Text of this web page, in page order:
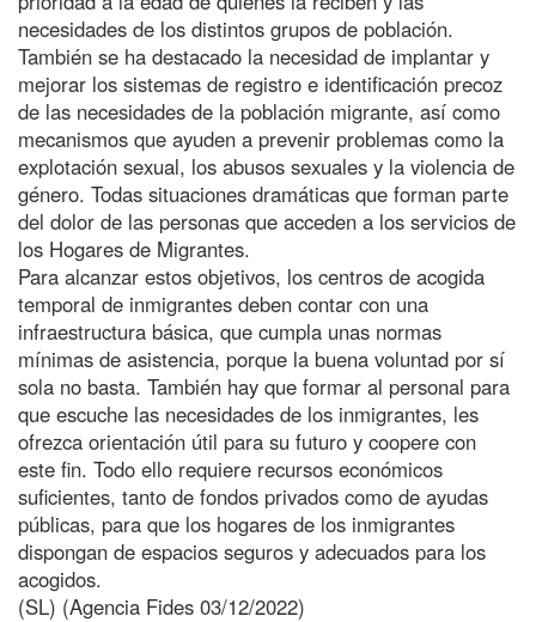
necesidades de los distintos grupos de población.
También se ha destacado la necesidad de implantar y
mejorar los sistemas de registro e identificación precoz
de las necesidades de la población migrante, así como
mecanismos que ayuden a prevenir problemas como la
explotación sexual, los abusos sexuales y la violencia de
género. Todas situaciones dramáticas que forman parte
del dolor de las personas que acceden a los servicios de
los Hogares de Migrantes.
Para alcanzar estos objetivos, los centros de acogida
temporal de inmigrantes deben contar con una
infraestructura básica, que cumpla unas normas
mínimas de asistencia, porque la buena voluntad por sí
sola no basta. También hay que formar al personal para
que escuche las necesidades de los inmigrantes, les
ofrezca orientación útil para su futuro y coopere con
este fin. Todo ello requiere recursos económicos
suficientes, tanto de fondos privados como de ayudas
públicas, para que los hogares de los inmigrantes
dispongan de espacios seguros y adecuados para los
acogidos.
(SL) (Agencia Fides 03/12/2022)